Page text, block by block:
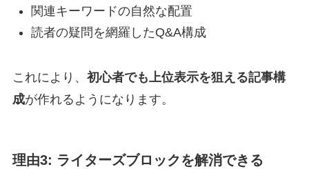
関連キーワードの自然な配置
読者の疑問を網羅したQ&A構成
これにより、 初心者でも上位表示を狙える記事構
成が作れるようになります。
理由3: ライターズブロックを解消できる